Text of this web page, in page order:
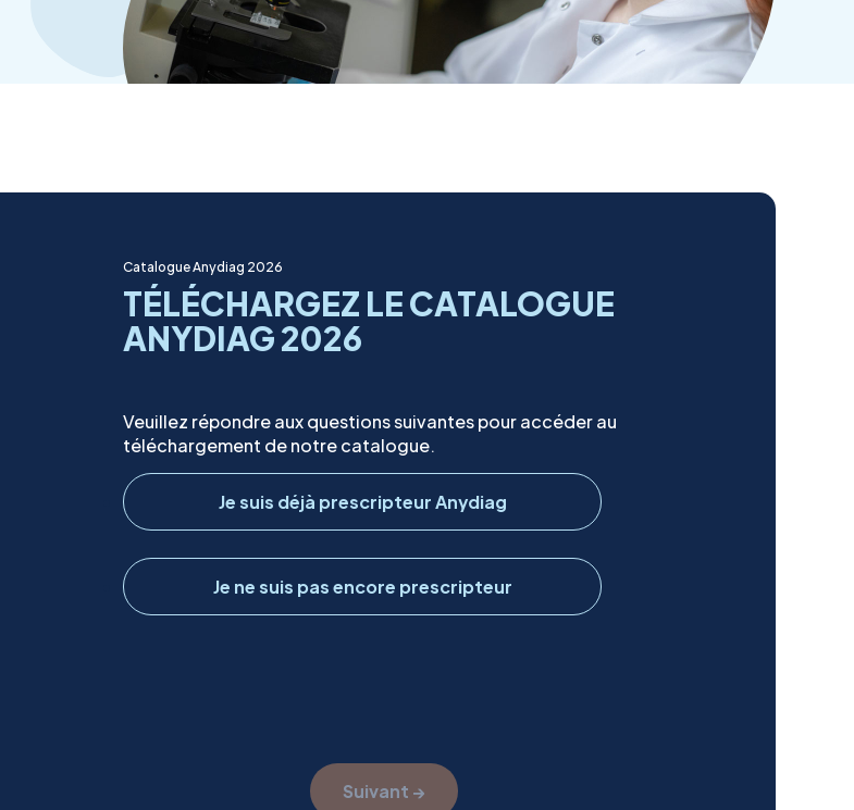
Catalogue Anydiag 2026
TÉLÉCHARGEZ LE CATALOGUE
ANYDIAG 2026
Veuillez répondre aux questions suivantes pour accéder au
téléchargement de notre catalogue.
T
y
d
e
Je suis déjà prescripteur Anydiag
Je ne suis pas encore prescripteur
Suivant →